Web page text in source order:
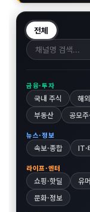
전체
금융·투자
국내 주식 해
부동산
공모
뉴스·정보
속보·종합 IT·
라이프·엔터
쇼핑·핫딜 유
문화·정보